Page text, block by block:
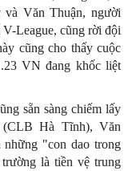
và Văn Thuận, người
League, cũng rời đội
cũng cho thấy cuộc
VN đang khốc liệt
sẵn sàng chiếm lấy
Hà Tĩnh), Văn
"con dao trong
là tiền vệ trung